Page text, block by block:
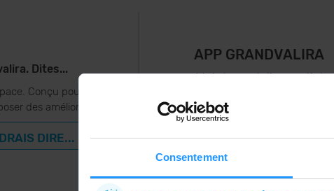
Consentement
Dites...
Conçu pour vous
des améliorations..
DIRE...
APP GRANDVALIRA
Maintenant, l'essentiel